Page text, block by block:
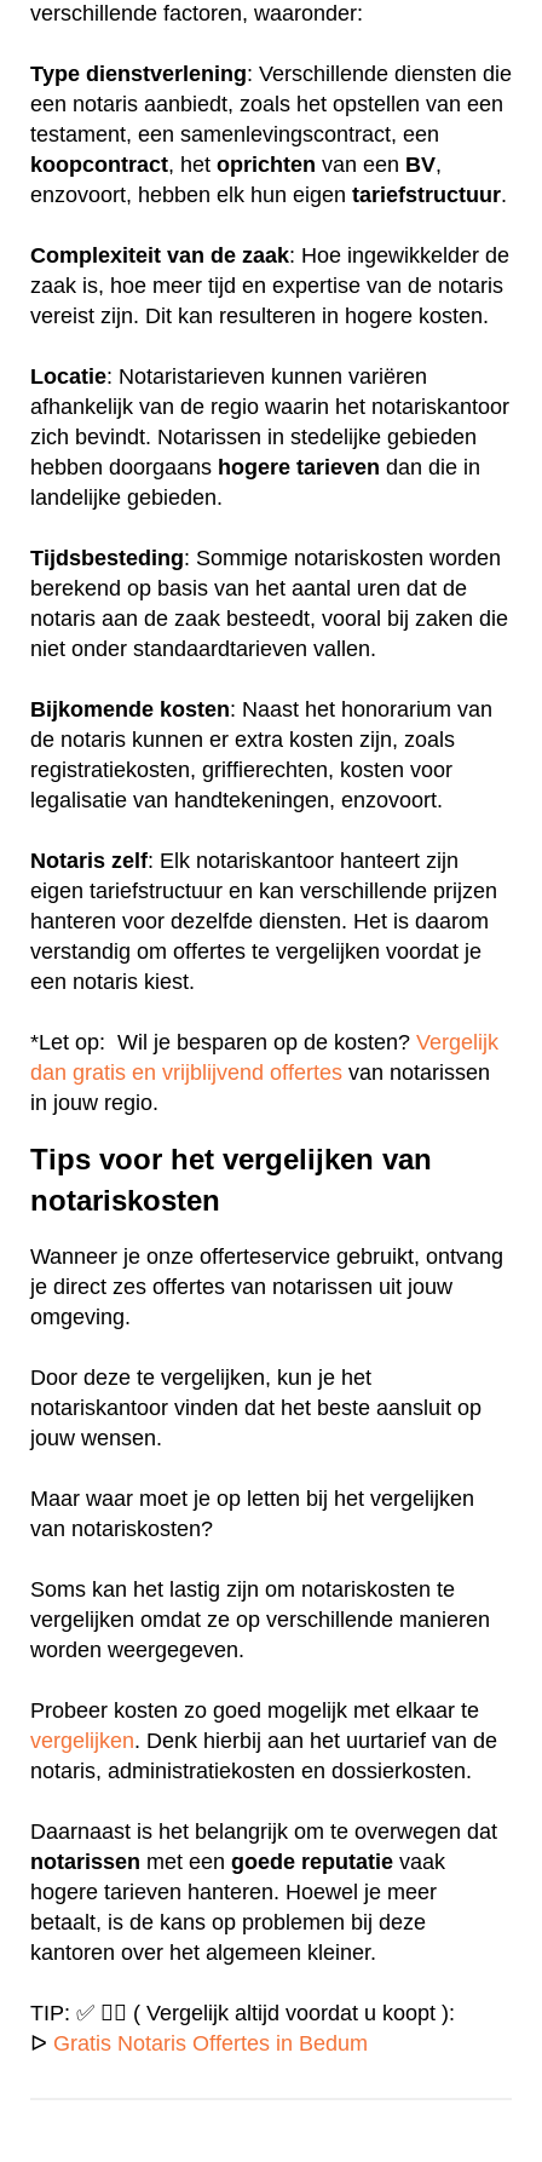
verschillende factoren, waaronder:
Type dienstverlening: Verschillende diensten die
een notaris aanbiedt, zoals het opstellen van een
testament, een samenlevingscontract, een
koopcontract, het oprichten van een BV,
enzovoort, hebben elk hun eigen tariefstructuur.
Complexiteit van de zaak: Hoe ingewikkelder de
zaak is, hoe meer tijd en expertise van de notaris
vereist zijn. Dit kan resulteren in hogere kosten.
Locatie: Notaristarieven kunnen variëren
afhankelijk van de regio waarin het notariskantoor
zich bevindt. Notarissen in stedelijke gebieden
hebben doorgaans hogere tarieven dan die in
landelijke gebieden.
Tijdsbesteding: Sommige notariskosten worden
berekend op basis van het aantal uren dat de
notaris aan de zaak besteedt, vooral bij zaken die
niet onder standaardtarieven vallen.
Bijkomende kosten: Naast het honorarium van
de notaris kunnen er extra kosten zijn, zoals
registratiekosten, griffierechten, kosten voor
legalisatie van handtekeningen, enzovoort.
Notaris zelf: Elk notariskantoor hanteert zijn
eigen tariefstructuur en kan verschillende prijzen
hanteren voor dezelfde diensten. Het is daarom
verstandig om offertes te vergelijken voordat je
een notaris kiest.
*Let op: Wil je besparen op de kosten? Vergelijk
dan gratis en vrijblijvend offertes van notarissen
in jouw regio.
Tips voor het vergelijken van
notariskosten
Wanneer je onze offerteservice gebruikt, ontvang
je direct zes offertes van notarissen uit jouw
omgeving.
Door deze te vergelijken, kun je het
notariskantoor vinden dat het beste aansluit op
jouw wensen.
Maar waar moet je op letten bij het vergelijken
van notariskosten?
Soms kan het lastig zijn om notariskosten te
vergelijken omdat ze op verschillende manieren
worden weergegeven.
Probeer kosten zo goed mogelijk met elkaar te
vergelijken. Denk hierbij aan het uurtarief van de
notaris, administratiekosten en dossierkosten.
Daarnaast is het belangrijk om te overwegen dat
notarissen met een goede reputatie vaak
hogere tarieven hanteren. Hoewel je meer
betaalt, is de kans op problemen bij deze
kantoren over het algemeen kleiner.
TIP: ✅ ✍🏻 ( Vergelijk altijd voordat u koopt ):
ᐅ Gratis Notaris Offertes in Bedum